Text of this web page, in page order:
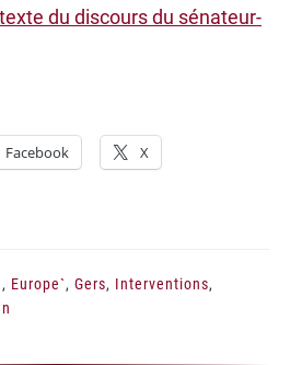
du discours du sénateur-
Facebook X
, Europe`, Gers, Interventions,